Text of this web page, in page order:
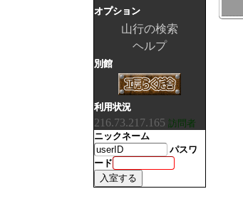
オプション
山行の検索
ヘルプ
別館
利用状況
216.73.217.165 訪問者
ニックネーム
パスワ
ード